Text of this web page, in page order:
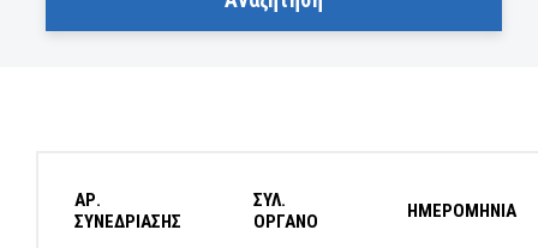
ΑΡ.
ΣΥΝΕΔΡΙΑΣΗΣ
ΣΥΛ.
ΟΡΓΑΝΟ
ΗΜΕΡΟΜΗΝΙΑ